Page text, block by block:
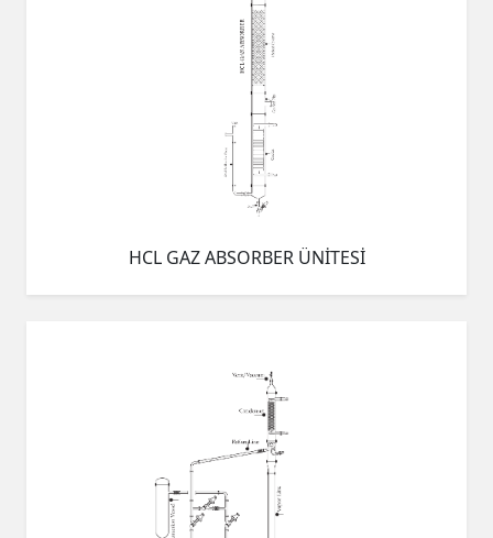
HCL GAZ ABSORBER ÜNİTESİ